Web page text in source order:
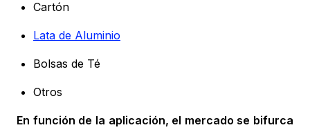
Cartón
Lata de Aluminio
Bolsas de Té
Otros
En función de la aplicación, el mercado se bifurca